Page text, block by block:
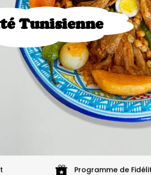
Tunisienne
Programme de